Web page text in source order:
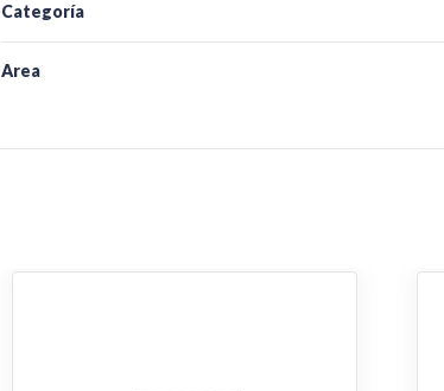
Categoría
Area